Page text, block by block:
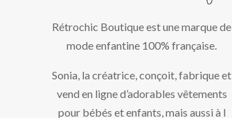
Rétrochic Boutique est une marque de
mode enfantine 100% française.
Sonia, la créatrice, conçoit, fabrique et
vend en ligne d’adorables vêtements
pour bébés et enfants, mais aussi à l